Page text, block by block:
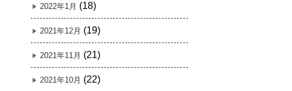
2022年1月 (18)
2021年12月 (19)
2021年11月 (21)
2021年10月 (22)